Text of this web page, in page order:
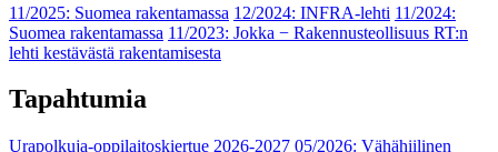
11/2025: Suomea rakentamassa 12/2024: INFRA-lehti 11/2024:
Suomea rakentamassa 11/2023: Jokka − Rakennusteollisuus RT:n
lehti kestävästä rakentamisesta
Tapahtumia
Urapolkuja-oppilaitoskiertue 2026-2027 05/2026: Vähähiilinen